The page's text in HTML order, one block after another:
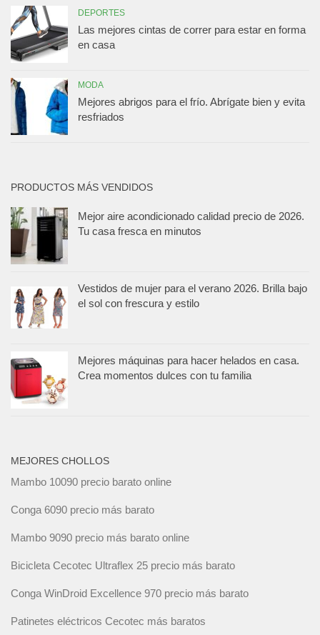
DEPORTES
Las mejores cintas de correr para estar en forma
en casa
MODA
Mejores abrigos para el frío. Abrígate bien y evita
resfriados
PRODUCTOS MÁS VENDIDOS
Mejor aire acondicionado calidad precio de 2026.
Tu casa fresca en minutos
Vestidos de mujer para el verano 2026. Brilla bajo
el sol con frescura y estilo
Mejores máquinas para hacer helados en casa.
Crea momentos dulces con tu familia
MEJORES CHOLLOS
Mambo 10090 precio barato online
Conga 6090 precio más barato
Mambo 9090 precio más barato online
Bicicleta Cecotec Ultraflex 25 precio más barato
Conga WinDroid Excellence 970 precio más barato
Patinetes eléctricos Cecotec más baratos